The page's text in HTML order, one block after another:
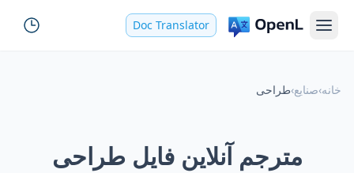
Doc Translator
خانه›صنایع›طراحی
مترجم آنلاین فایل طراحی